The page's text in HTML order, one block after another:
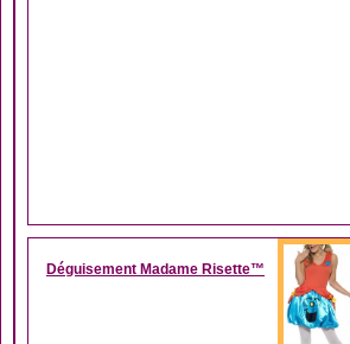
Déguisement Madame Risette™